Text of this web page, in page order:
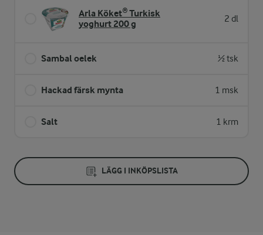
Arla Köket® Turkisk
yoghurt 200 g
2 dl
Sambal oelek ½ tsk
Hackad färsk mynta 1 msk
Salt 1 krm
LÄGG I INKÖPSLISTA